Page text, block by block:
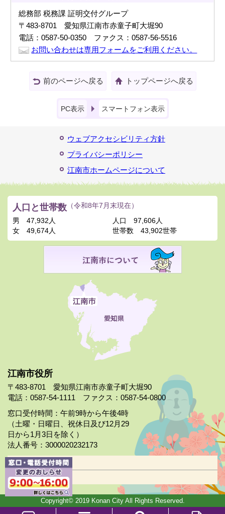
総務部 税務課 証明交付グループ
〒483-8701 愛知県江南市赤童子町大堀90
電話：0587-50-0350 ファクス：0587-56-5516
お問い合わせは専用フォームをご利用ください。
前のページへ戻る トップページへ戻る
PC表示 スマートフォン表示
ウェブアクセシビリティ方針
プライバシーポリシー
江南市ホームページについて
江南市役所
〒483-8701 愛知県江南市赤童子町大堀90
電話：0587-54-1111 ファクス：0587-54-0800
窓口受付時間：午前9時から午後4時
（土曜・日曜日、祝休日及び12月29
日から1月3日を除く）
法人番号：3000020232173
市役所案内
日曜市役所
人口と世帯数 （令和8年7月末現在）
男
47,932人
女
49,674人
人口
97,606人
世帯数
43,902世帯
Copyright© 2019 Konan City All Rights Reserved.